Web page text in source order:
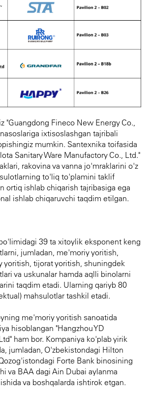
"Guangdong Fineco New Energy Co.,
ixtisoslashgan tajribali
mumkin. Santexnika toifasida
Sanitary Ware Manufactory Co., Ltd."
rakovina va vanna jo'mraklarini o'z
to'liq to'plamini taklif
ortiq ishlab chiqarish tajribasiga ega
ishlab chiqaruvchi taqdim etilgan.
39 ta xitoylik eksponent keng
jumladan, me'moriy yoritish,
yoritish, tijorat yoritish, shuningdek
va uskunalar hamda aqlli binolarni
taqdim etadi. Ularning qariyb 80
mahsulotlar tashkil etadi.
me'moriy yoritish sanoatida
hisoblangan "Hangzhou YD
ham bor. Kompaniya ko'plab yirik
jumladan, O'zbekistondagi Hilton
Forte Bank binosining
va BAA dagi Ain Dubai aylanma
va boshqalarda ishtirok etgan.